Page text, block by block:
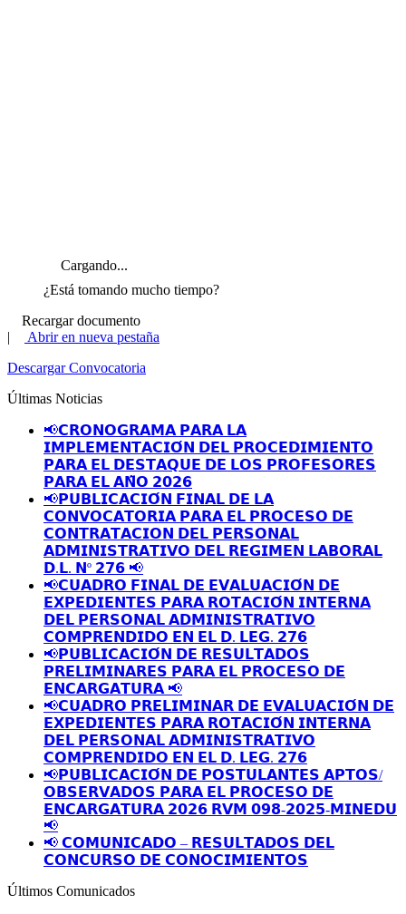
Cargando...
¿Está tomando mucho tiempo?
Recargar documento
|
Abrir en nueva pestaña
Descargar Convocatoria
Últimas Noticias
📢𝗖𝗥𝗢𝗡𝗢𝗚𝗥𝗔𝗠𝗔 𝗣𝗔𝗥𝗔 𝗟𝗔
𝗜𝗠𝗣𝗟𝗘𝗠𝗘𝗡𝗧𝗔𝗖𝗜𝗢́𝗡 𝗗𝗘𝗟 𝗣𝗥𝗢𝗖𝗘𝗗𝗜𝗠𝗜𝗘𝗡𝗧𝗢
𝗣𝗔𝗥𝗔 𝗘𝗟 𝗗𝗘𝗦𝗧𝗔𝗤𝗨𝗘 𝗗𝗘 𝗟𝗢𝗦 𝗣𝗥𝗢𝗙𝗘𝗦𝗢𝗥𝗘𝗦
𝗣𝗔𝗥𝗔 𝗘𝗟 𝗔𝗡̃𝗢 𝟮𝟬𝟮𝟲
📢𝗣𝗨𝗕𝗟𝗜𝗖𝗔𝗖𝗜𝗢́𝗡 𝗙𝗜𝗡𝗔𝗟 𝗗𝗘 𝗟𝗔
𝗖𝗢𝗡𝗩𝗢𝗖𝗔𝗧𝗢𝗥𝗜𝗔 𝗣𝗔𝗥𝗔 𝗘𝗟 𝗣𝗥𝗢𝗖𝗘𝗦𝗢 𝗗𝗘
𝗖𝗢𝗡𝗧𝗥𝗔𝗧𝗔𝗖𝗜𝗢𝗡 𝗗𝗘𝗟 𝗣𝗘𝗥𝗦𝗢𝗡𝗔𝗟
𝗔𝗗𝗠𝗜𝗡𝗜𝗦𝗧𝗥𝗔𝗧𝗜𝗩𝗢 𝗗𝗘𝗟 𝗥𝗘𝗚𝗜𝗠𝗘𝗡 𝗟𝗔𝗕𝗢𝗥𝗔𝗟
𝗗.𝗟. 𝗡º 𝟮𝟳𝟲 📢
📢𝗖𝗨𝗔𝗗𝗥𝗢 𝗙𝗜𝗡𝗔𝗟 𝗗𝗘 𝗘𝗩𝗔𝗟𝗨𝗔𝗖𝗜𝗢́𝗡 𝗗𝗘
𝗘𝗫𝗣𝗘𝗗𝗜𝗘𝗡𝗧𝗘𝗦 𝗣𝗔𝗥𝗔 𝗥𝗢𝗧𝗔𝗖𝗜𝗢́𝗡 𝗜𝗡𝗧𝗘𝗥𝗡𝗔
𝗗𝗘𝗟 𝗣𝗘𝗥𝗦𝗢𝗡𝗔𝗟 𝗔𝗗𝗠𝗜𝗡𝗜𝗦𝗧𝗥𝗔𝗧𝗜𝗩𝗢
𝗖𝗢𝗠𝗣𝗥𝗘𝗡𝗗𝗜𝗗𝗢 𝗘𝗡 𝗘𝗟 𝗗. 𝗟𝗘𝗚. 𝟮𝟳𝟲
📢𝗣𝗨𝗕𝗟𝗜𝗖𝗔𝗖𝗜𝗢́𝗡 𝗗𝗘 𝗥𝗘𝗦𝗨𝗟𝗧𝗔𝗗𝗢𝗦
𝗣𝗥𝗘𝗟𝗜𝗠𝗜𝗡𝗔𝗥𝗘𝗦 𝗣𝗔𝗥𝗔 𝗘𝗟 𝗣𝗥𝗢𝗖𝗘𝗦𝗢 𝗗𝗘
𝗘𝗡𝗖𝗔𝗥𝗚𝗔𝗧𝗨𝗥𝗔 📢
📢𝗖𝗨𝗔𝗗𝗥𝗢 𝗣𝗥𝗘𝗟𝗜𝗠𝗜𝗡𝗔𝗥 𝗗𝗘 𝗘𝗩𝗔𝗟𝗨𝗔𝗖𝗜𝗢́𝗡 𝗗𝗘
𝗘𝗫𝗣𝗘𝗗𝗜𝗘𝗡𝗧𝗘𝗦 𝗣𝗔𝗥𝗔 𝗥𝗢𝗧𝗔𝗖𝗜𝗢́𝗡 𝗜𝗡𝗧𝗘𝗥𝗡𝗔
𝗗𝗘𝗟 𝗣𝗘𝗥𝗦𝗢𝗡𝗔𝗟 𝗔𝗗𝗠𝗜𝗡𝗜𝗦𝗧𝗥𝗔𝗧𝗜𝗩𝗢
𝗖𝗢𝗠𝗣𝗥𝗘𝗡𝗗𝗜𝗗𝗢 𝗘𝗡 𝗘𝗟 𝗗. 𝗟𝗘𝗚. 𝟮𝟳𝟲
📢𝗣𝗨𝗕𝗟𝗜𝗖𝗔𝗖𝗜𝗢́𝗡 𝗗𝗘 𝗣𝗢𝗦𝗧𝗨𝗟𝗔𝗡𝗧𝗘𝗦 𝗔𝗣𝗧𝗢𝗦/
𝗢𝗕𝗦𝗘𝗥𝗩𝗔𝗗𝗢𝗦 𝗣𝗔𝗥𝗔 𝗘𝗟 𝗣𝗥𝗢𝗖𝗘𝗦𝗢 𝗗𝗘
𝗘𝗡𝗖𝗔𝗥𝗚𝗔𝗧𝗨𝗥𝗔 𝟮𝟬𝟮𝟲 𝗥𝗩𝗠 𝟬𝟵𝟴-𝟮𝟬𝟮𝟱-𝗠𝗜𝗡𝗘𝗗𝗨
📢
📢 𝗖𝗢𝗠𝗨𝗡𝗜𝗖𝗔𝗗𝗢 – 𝗥𝗘𝗦𝗨𝗟𝗧𝗔𝗗𝗢𝗦 𝗗𝗘𝗟
𝗖𝗢𝗡𝗖𝗨𝗥𝗦𝗢 𝗗𝗘 𝗖𝗢𝗡𝗢𝗖𝗜𝗠𝗜𝗘𝗡𝗧𝗢𝗦
Últimos Comunicados